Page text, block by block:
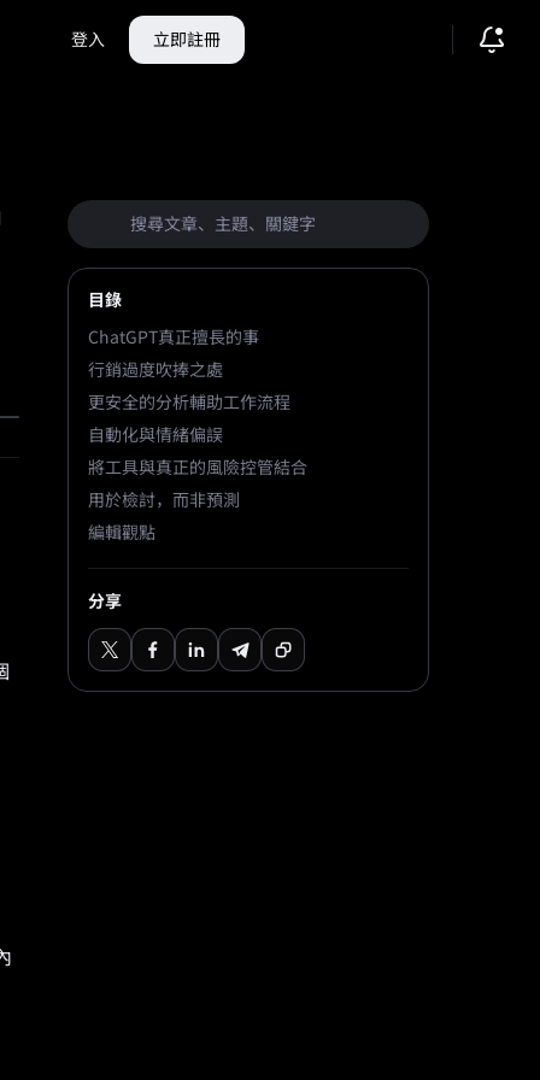
登入 立即註冊
目錄
ChatGPT真正擅長的事
行銷過度吹捧之處
更安全的分析輔助工作流程
自動化與情緒偏誤
將工具與真正的風險控管結合
用於檢討，而非預測
編輯觀點
分享